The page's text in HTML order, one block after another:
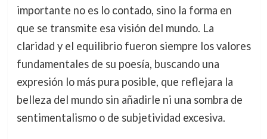
importante no es lo contado, sino la forma en
que se transmite esa visión del mundo. La
claridad y el equilibrio fueron siempre los valores
fundamentales de su poesía, buscando una
expresión lo más pura posible, que reflejara la
belleza del mundo sin añadirle ni una sombra de
sentimentalismo o de subjetividad excesiva.